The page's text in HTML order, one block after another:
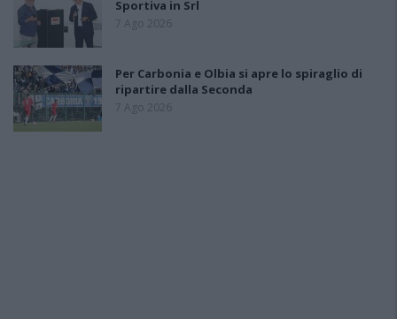
Sportiva in Srl
7 Ago 2026
Per Carbonia e Olbia si apre lo spiraglio di
ripartire dalla Seconda
7 Ago 2026